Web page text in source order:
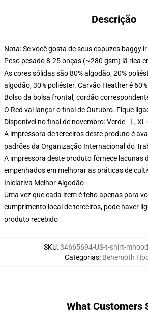
Descrição
Nota: Se você gosta de seus capuzes baggy
Peso pesado 8.25 onças (~280 gsm) lã rica
As cores sólidas são 80% algodão, 20%
algodão, 30% poliéster. Carvão Heather é
Bolso da bolsa frontal, cordão
O Red vai lançar o final de Outubro. Fique
Disponível no final de novembro: Verde - L, XL
A impressora de terceiros deste produto é
padrões da Organização Internacional do
A impressora deste produto fornece lacunas
empenhados em melhorar as práticas de
Iniciativa Melhor Algodão
Uma vez que cada item é feito apenas para
cumprimento local de terceiros, pode haver
produto recebido
SKU:34665694-US-t-shirt-
Categorias: Behemoth
What Customers